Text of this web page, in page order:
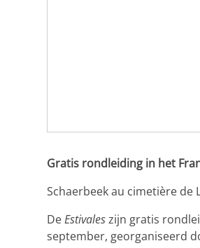
Gratis rondleiding in het
Schaerbeek au cimetière de
DeEstivaleszijn gratis
september, georganiseerd